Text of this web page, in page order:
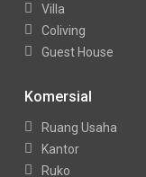
Villa
Coliving
Guest House
Komersial
Ruang Usaha
Kantor
Ruko